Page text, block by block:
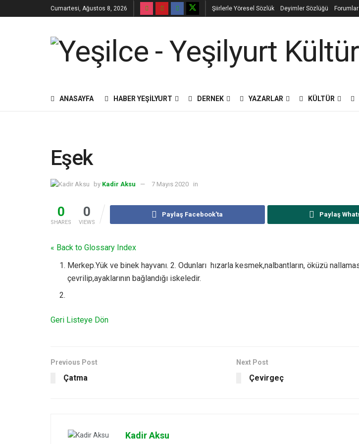
Cumartesi, Ağustos 8, 2026 Şiirlerle Yöresel Sözlük Deyimler Sözlüğü Forumlar
ANASAYFA HABER YEŞILYURT DERNEK YAZARLAR KÜLTÜR
Eşek
by Kadir Aksu 7 Mayıs 2020 in
0
SHARES
0
VIEWS
Paylaş Facebook'ta Paylaş
« Back to Glossary Index
Merkep.Yük ve binek hayvanı. 2. Odunları hızarla kesmek,nalbantların, öküzü
çevrilip,ayaklarının bağlandığı iskeledir.
Geri Listeye Dön
Previous Post
Çatma
Next Post
Çevirgeç
Kadir Aksu